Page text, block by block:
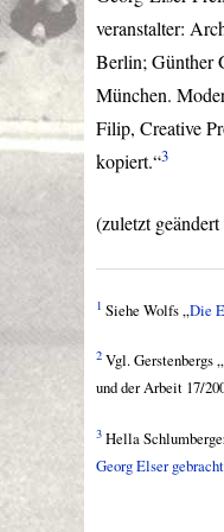
veranstalter:
Berlin; Günther
München.
Filip, Creative
kopiert.“3
(zuletzt
1 Siehe Wolfs „Die
2 Vgl. Gerstenbergs
und der Arbeit 17/
3 Hella
Georg Elser